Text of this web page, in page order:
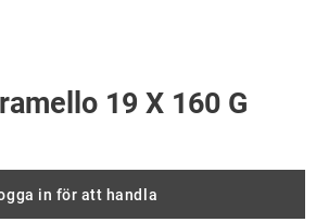
19 X 160 G
in för att handla